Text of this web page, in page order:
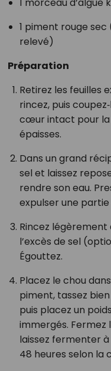
1 morceau
1 piment rouge
relevé)
Préparation
Retirez les feuilles
rincez, puis
cœur intact pour la
épaisses.
Dans un grand
sel et laissez
rendre son eau.
expulser une partie
Rincez légèrement
l’excès de sel
Égouttez.
Placez le chou
piment, tassez
puis placez un
immergés. Fermez
laissez fermenter
48 heures selon la